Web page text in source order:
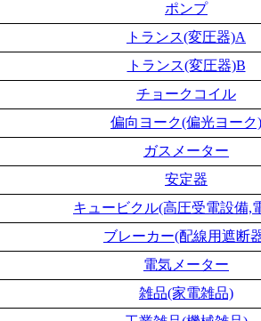
ポンプ
トランス(変圧器)A
トランス(変圧器)B
チョークコイル
偏向ヨーク(偏光ヨーク)
ガスメーター
安定器
キュービクル(高圧受電設備,
ブレーカー(配線用遮断
電気メーター
雑品(家電雑品)